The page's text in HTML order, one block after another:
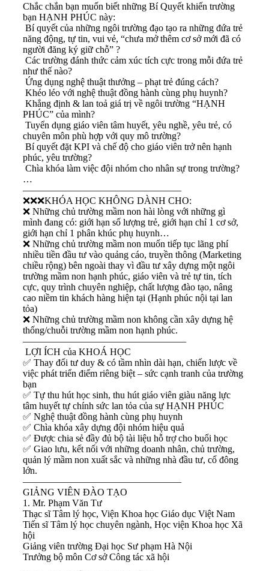
Chắc chắn bạn muốn biết những Bí Quyết khiến trường
bạn HẠNH PHÚC này:
Bí quyết của những ngôi trường đạo tạo ra những đứa trẻ
năng động, tự tin, vui vẻ, “chưa mở thêm cơ sở mới đã có
người đăng ký giữ chỗ” ?
Các trường đánh thức cảm xúc tích cực trong mỗi đứa trẻ
như thế nào?
Ứng dụng nghệ thuật thưởng – phạt trẻ đúng cách?
Khéo léo với nghệ thuật đồng hành cùng phụ huynh?
Khẳng định & lan toả giá trị về ngôi trường “HẠNH
PHÚC” của mình?
Tuyển dụng giáo viên tâm huyết, yêu nghề, yêu trẻ, có
chuyên môn phù hợp với quy mô trường?
Bí quyết đặt KPI và chế độ cho giáo viên trở nên hạnh
phúc, yêu trường?
Chìa khóa làm việc đội nhóm cho nhân sự trong trường?
…
————————————————–
❌❌❌KHÓA HỌC KHÔNG DÀNH CHO:
❌ Những chủ trường mầm non hài lòng với những gì
mình đang có: giới hạn số lượng trẻ, giới hạn chỉ 1 cơ sở,
giới hạn chỉ 1 phân khúc phụ huynh…
❌ Những chủ trường mầm non muốn tiếp tục lãng phí
nhiều tiền đầu tư vào quảng cáo, truyền thông (Marketing
chiều rộng) bên ngoài thay vì đầu tư xây dựng một ngôi
trường mầm non hạnh phúc, giáo viên và trẻ tự tin, tích
cực, quy trình chuyên nghiệp, chất lượng đào tạo, nâng
cao niềm tin khách hàng hiện tại (Hạnh phúc nội tại lan
tỏa)
❌ Những chủ trường mầm non không cần xây dựng hệ
thống/chuỗi trường mầm non hạnh phúc.
—————————————————
LỢI ÍCH của KHOÁ HỌC
✅ Thay đổi tư duy & có tầm nhìn dài hạn, chiến lược về
việc phát triển điểm riêng biệt – sức cạnh tranh của trường
bạn
✅ Tự thu hút học sinh, thu hút giáo viên giàu năng lực
tâm huyết tự chính sức lan tỏa của sự HẠNH PHÚC
✅ Nghệ thuật đồng hành cùng phụ huynh
✅ Chìa khóa xây dựng đội nhóm hiệu quả
✅ Được chia sẻ đầy đủ bộ tài liệu hỗ trợ cho buổi học
✅ Giao lưu, kết nối với những doanh nhân, chủ trường,
quản lý mầm non xuất sắc và những nhà đầu tư, cổ đông
lớn.
————————————————–
GIẢNG VIÊN ĐÀO TẠO
1. Mr. Phạm Văn Tư
Thạc sĩ Tâm lý học, Viện Khoa học Giáo dục Việt Nam
Tiến sĩ Tâm lý học chuyên ngành, Học viện Khoa học Xã
hội
Giảng viên trường Đại học Sư phạm Hà Nội
Trưởng bộ môn Cơ sở Công tác xã hội